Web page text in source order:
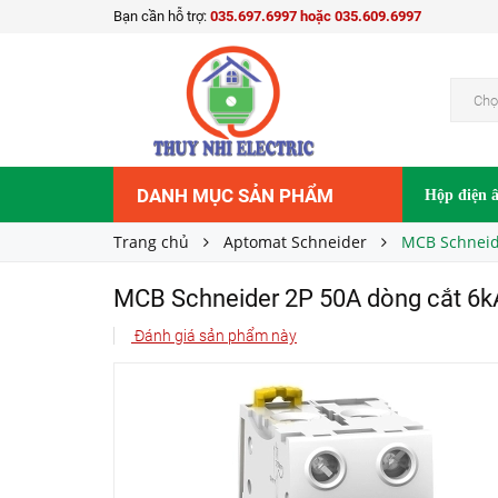
Bạn cần hỗ trợ: 035.697.6997 hoặc 035.609.6997
DANH MỤC SẢN PHẨM Hộp điện
Trang chủ Aptomat Schneider MCB
MCB Schneider 2P 50A dòng cắt
Đánh giá sản phẩm này
MCB Schneider 2P 50A dòng cắt 6kA
Giá bán: Liên hệ